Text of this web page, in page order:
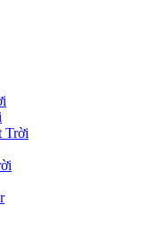
Trời